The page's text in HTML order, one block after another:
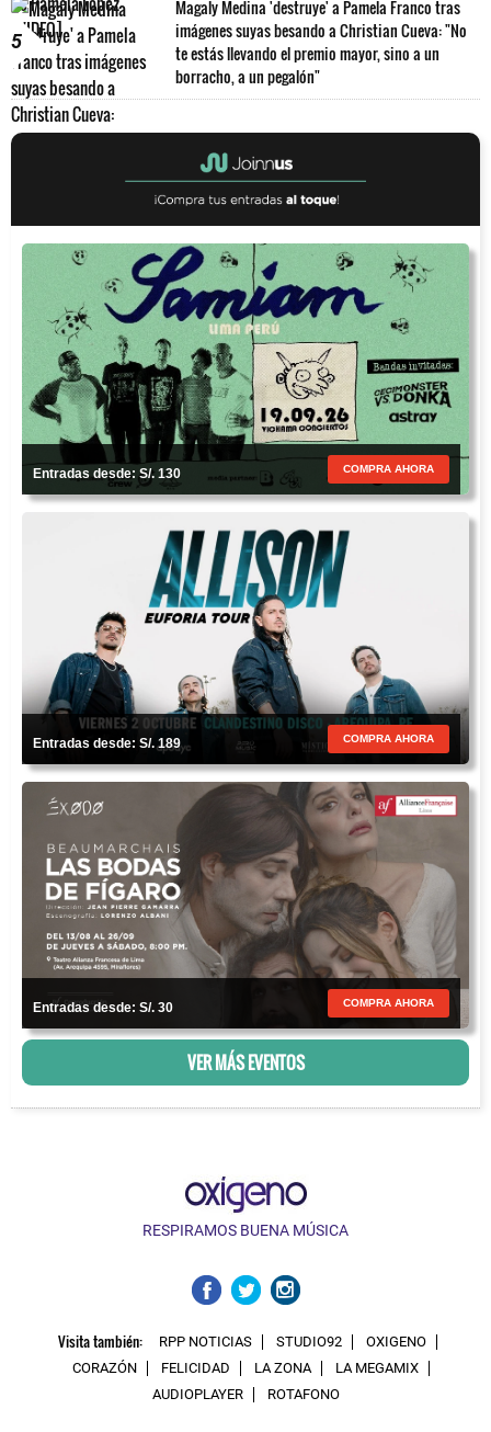
5
Magaly Medina 'destruye' a Pamela Franco tras
imágenes suyas besando a Christian Cueva: "No
te estás llevando el premio mayor, sino a un
borracho, a un pegalón"
Entradas desde: S/. 130 COMPRA AHORA
Entradas desde: S/. 189 COMPRA AHORA
Entradas desde: S/. 30 COMPRA AHORA
VER MÁS EVENTOS
RESPIRAMOS BUENA MÚSICA
Visita también: RPP NOTICIAS STUDIO92
OXIGENO
CORAZÓN
FELICIDAD LA ZONA
LA MEGAMIX
AUDIOPLAYER
ROTAFONO